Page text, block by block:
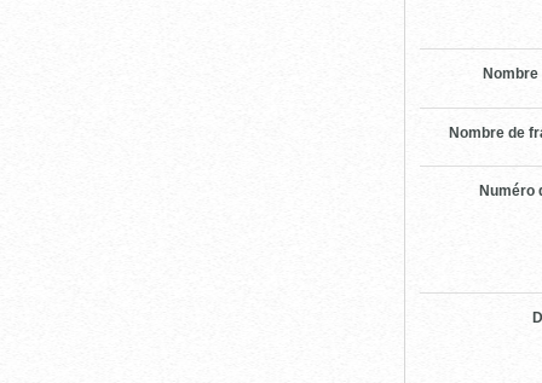
Nombre de
Numéro